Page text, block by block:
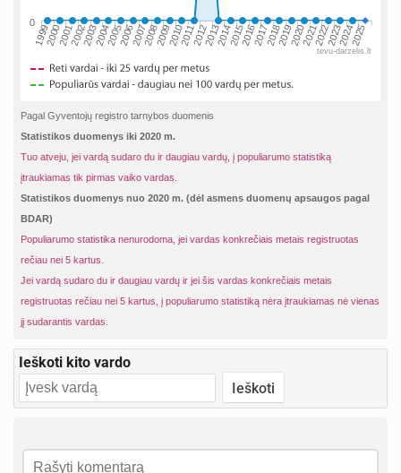
199920002001200220032004200520062007200820092010201120122013201420152016201720182019202020212022202320242025
0
tevu-darzelis.lt
Pagal Gyventojų registro tarnybos duomenis
Statistikos duomenys iki 2020 m.
Tuo atveju, jei vardą sudaro du ir daugiau vardų, į populiarumo statistiką
įtraukiamas tik pirmas vaiko vardas.
Statistikos duomenys nuo 2020 m. (dėl asmens duomenų apsaugos pagal
BDAR)
Populiarumo statistika nenurodoma, jei vardas konkrečiais metais registruotas
rečiau nei 5 kartus.
Jei vardą sudaro du ir daugiau vardų ir jei šis vardas konkrečiais metais
registruotas rečiau nei 5 kartus, į populiarumo statistiką nėra įtraukiamas nė vienas
jį sudarantis vardas.
Ieškoti kito vardo